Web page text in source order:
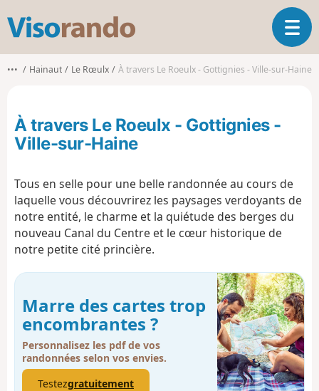
s
o
d
o
O
u
v
v
i
g
o
n
••• Hainaut Le Rœulx À travers Le Roeulx - Gottignies - Ville-sur-Haine
À travers Le Roeulx - Gottignies -
Ville-sur-Haine
Tous en selle pour une belle randonnée au cours de
laquelle vous découvrirez les paysages verdoyants de
notre entité, le charme et la quiétude des berges du
nouveau Canal du Centre et le cœur historique de
notre petite cité princière.
Marre des cartes trop
encombrantes ?
Personnalisez les pdf de vos
randonnées selon vos envies.
Testezgratuitement